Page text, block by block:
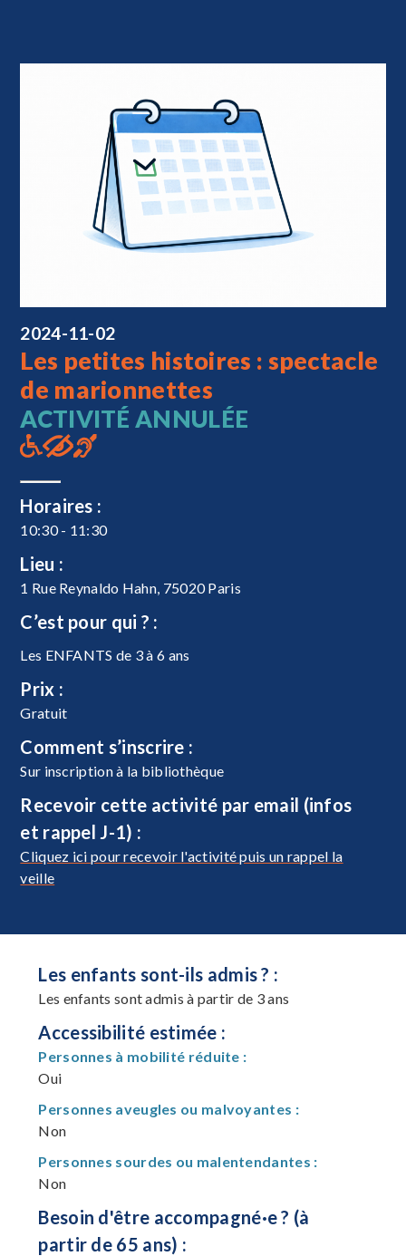
2024-11-02
Les petites histoires : spectacle
de marionnettes
ACTIVITÉ ANNULÉE
Horaires :
10:30 - 11:30
Lieu :
1 Rue Reynaldo Hahn, 75020 Paris
C’est pour qui ? :
Les ENFANTS de 3 à 6 ans
Prix :
Gratuit
Comment s’inscrire :
Sur inscription à la bibliothèque
Recevoir cette activité par email (infos
et rappel J-1) :
Cliquez ici pour recevoir l'activité puis un rappel la
veille
Les enfants sont-ils admis ? :
Les enfants sont admis à partir de 3 ans
Accessibilité estimée :
Personnes à mobilité réduite :
Oui
Personnes aveugles ou malvoyantes :
Non
Personnes sourdes ou malentendantes :
Non
Besoin d'être accompagné·e ? (à
partir de 65 ans) :